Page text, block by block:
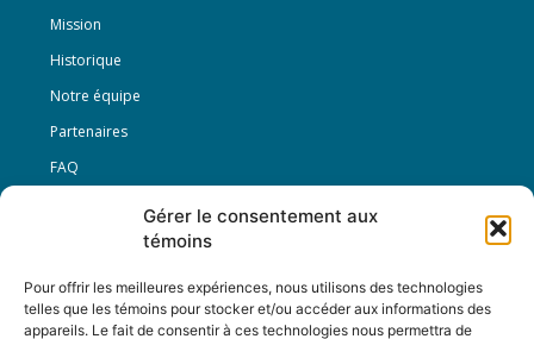
Gérer le consentement aux
témoins
Pour offrir les meilleures expériences, nous utilisons des technologies
telles que les témoins pour stocker et/ou accéder aux informations des
appareils. Le fait de consentir à ces technologies nous permettra de
Mission
Historique
Notre équipe
Partenaires
FAQ
Conditions générales